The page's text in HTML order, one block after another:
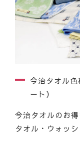
今治タオル
ート）
今治タオルのお
タオル・ウォッ